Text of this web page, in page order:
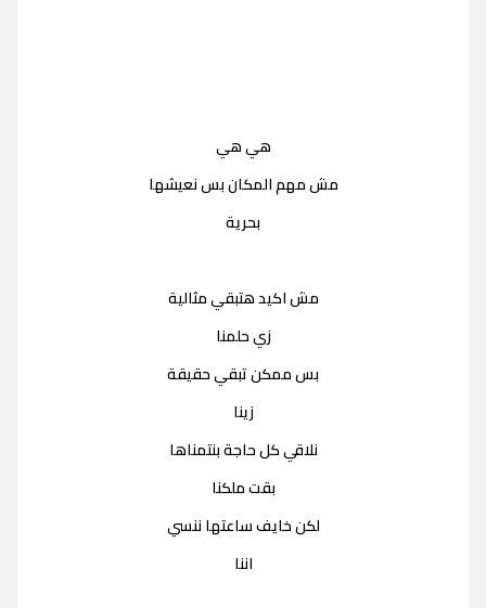
هي هي
مش مهم المكان بس نعيشها
بحرية
مش اكيد هتبقي مثالية
زي حلمنا
بس ممكن تبقي حقيقة
زينا
نلاقي كل حاجة بنتمناها
بقت ملكنا
لكن خايف ساعتها ننسي
اننا